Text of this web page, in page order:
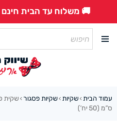
🚚 משלוח עד הבית חינם
עמוד הבית ›שקיות ›שקיות פסגור ›
ס”מ (50 יח’)